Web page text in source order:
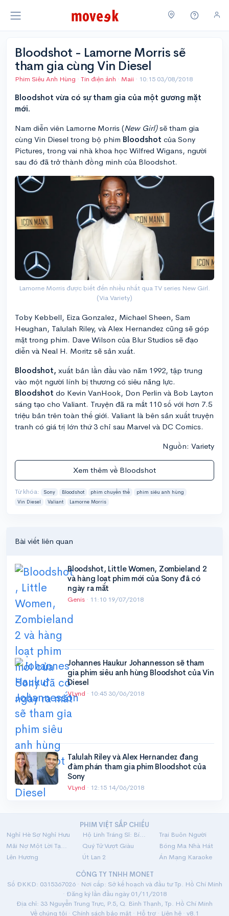
Bloodshot - Lamorne Morris sẽ
tham gia cùng Vin Diesel
Phim Siêu Anh Hùng · Tin điện ảnh · Maii · 10:15 03/08/2018
Bloodshot vừa có sự tham gia của một gương mặt
mới.
Nam diễn viên Lamorne Morris (New Girl)sẽ tham gia
cùng Vin Diesel trong bộ phim Bloodshot của Sony
Pictures, trong vai nhà khoa học Wilfred Wigans, người
sau đó đã trở thành đồng minh của Bloodshot.
Lamorne Morris được biết đến nhiều nhất qua TV series New Girl.
(Via Variety)
Toby Kebbell, Eiza Gonzalez, Michael Sheen, Sam
Heughan, Talulah Riley, và Alex Hernandez cũng sẽ góp
mặt trong phim. Dave Wilson của Blur Studios sẽ đạo
diễn và Neal H. Moritz sẽ sản xuất.
Bloodshot, xuất bản lần đầu vào năm 1992, tập trung
vào một người lính bị thương có siêu năng lực.
Bloodshot do Kevin VanHook, Don Perlin và Bob Layton
sáng tạo cho Valiant. Truyện đã ra mắt 110 số với hơn 7.5
triệu bản trên toàn thế giới. Valiant là bên sản xuất truyện
tranh có giá trị lớn thứ 3 chỉ sau Marvel và DC Comics.
Nguồn: Variety
Xem thêm về Bloodshot
Từ khóa: Sony Bloodshot phim chuyển thể
phim siêu anh hùng
Vin Diesel
Valiant Lamorne Morris
Bài viết liên quan
Bloodshot, Little Women, Zombieland 2
và hàng loạt phim mới của Sony đã có
ngày ra mắt
Genis · 11:10 19/07/2018
Johannes Haukur Johannesson sẽ tham
gia phim siêu anh hùng Bloodshot của Vin
Diesel
VLynd · 10:45 30/06/2018
Talulah Riley và Alex Hernandez đang
đàm phán tham gia phim Bloodshot của
Sony
VLynd · 12:15 14/06/2018
PHIM VIỆT SẮP CHIẾU
Nghỉ Hè Sợ Nghỉ Hưu
Hộ Linh Tráng Sĩ: Bí Ẩn Mộ Vua Đinh
Trại Buôn Người
Mãi Nợ Một Lời Tạm Biệt
Quý Tử Vượt Giàu
Bóng Ma Nhà Hát
Lên Hương
Út Lan 2
Án Mạng Karaoke
CÔNG TY TNHH MONET
Số ĐKKD: 0315367026 · Nơi cấp: Sở kế hoạch và đầu tư Tp. Hồ Chí Minh
· Đăng ký lần đầu ngày 01/11/2018
Địa chỉ: 33 Nguyễn Trung Trực, P.5, Q. Bình Thạnh, Tp. Hồ Chí Minh
Về chúng tôi · Chính sách bảo mật · Hỗ trợ · Liên hệ · v8.1